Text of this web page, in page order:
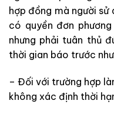
hợp đồng mà người
có quyền đơn
nhưng phải tuân thủ
thời gian báo trước
– Đối với trường hợp
không xác định thời